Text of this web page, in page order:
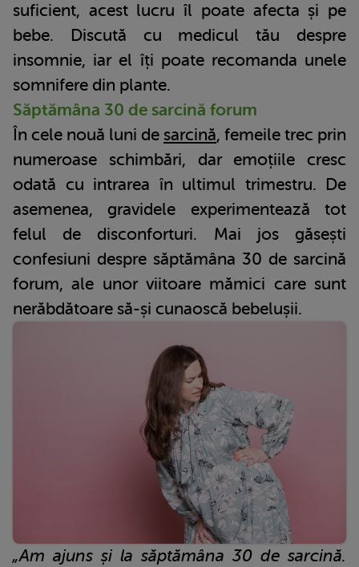
suficient, acest lucru îl poate afecta și pe
bebe. Discută cu medicul tău despre
insomnie, iar el îți poate recomanda unele
somnifere din plante.
Săptămâna 30 de sarcină forum
În cele nouă luni de sarcină, femeile trec prin
numeroase schimbări, dar emoțiile cresc
odată cu intrarea în ultimul trimestru. De
asemenea, gravidele experimentează tot
felul de disconforturi. Mai jos găsești
confesiuni despre săptămâna 30 de sarcină
forum, ale unor viitoare mămici care sunt
nerăbdătoare să-și cunaoscă bebelușii.
„Am ajuns și la săptămâna 30 de sarcină.